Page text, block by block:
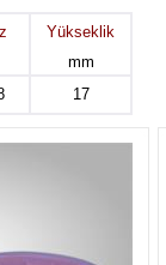
Yükseklik
mm
17